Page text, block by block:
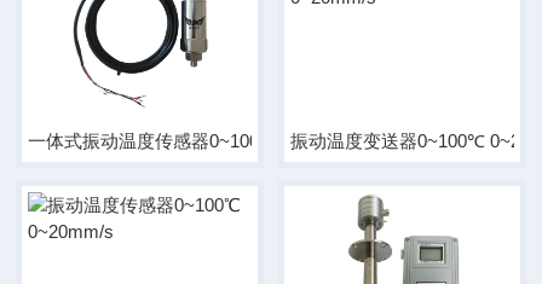
一体式振动温度传感器0~100℃ 0~20mm/s振动温度变送器0~100℃